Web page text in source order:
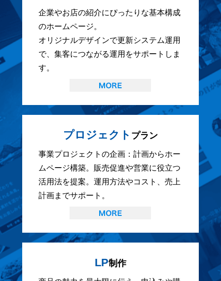
企業やお店の紹介にぴったりな基本構成
のホームページ。
オリジナルデザインで更新システム運用
で、集客につながる運用をサポートしま
す。
プロジェクト プラン
事業プロジェクトの企画：計画からホー
ムページ構築。販売促進や営業に役立つ
活用法を提案。運用方法やコスト、売上
計画までサポート。
LP制作